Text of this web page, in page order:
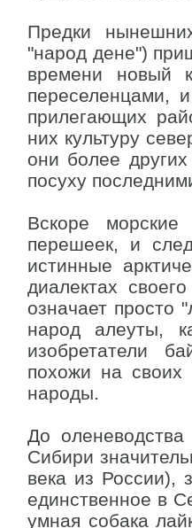
Предки
"народ дене")
времени новый
переселенцами,
прилегающих
них культуру
они более
посуху
Вскоре
перешеек, и
истинные
диалектах
означает
народ алеуты,
изобретатели
похожи на своих
народы.
До
Сибири
века из России),
единственное в
умная собака